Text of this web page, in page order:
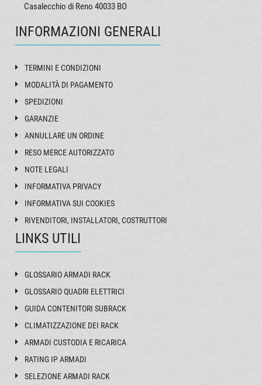
Casalecchio di Reno 40033 BO
INFORMAZIONI GENERALI
TERMINI E CONDIZIONI
MODALITÀ DI PAGAMENTO
SPEDIZIONI
GARANZIE
ANNULLARE UN ORDINE
RESO MERCE AUTORIZZATO
NOTE LEGALI
INFORMATIVA PRIVACY
INFORMATIVA SUI COOKIES
RIVENDITORI, INSTALLATORI, COSTRUTTORI
LINKS UTILI
GLOSSARIO ARMADI RACK
GLOSSARIO QUADRI ELETTRICI
GUIDA CONTENITORI SUBRACK
CLIMATIZZAZIONE DEI RACK
ARMADI CUSTODIA E RICARICA
RATING IP ARMADI
SELEZIONE ARMADI RACK